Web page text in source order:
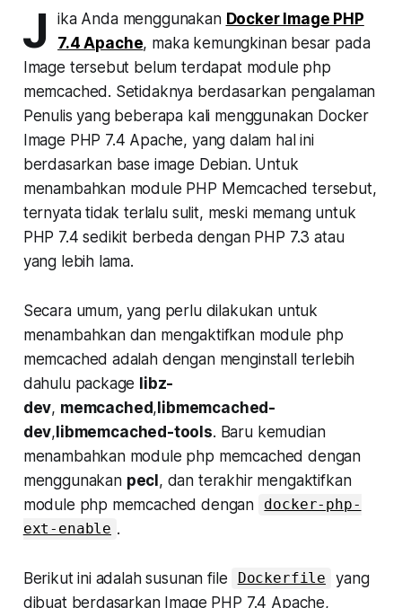
J ika Anda menggunakan Docker Image PHP
7.4 Apache, maka kemungkinan besar pada
Image tersebut belum terdapat module php
memcached. Setidaknya berdasarkan pengalaman
Penulis yang beberapa kali menggunakan Docker
Image PHP 7.4 Apache, yang dalam hal ini
berdasarkan base image Debian. Untuk
menambahkan module PHP Memcached tersebut,
ternyata tidak terlalu sulit, meski memang untuk
PHP 7.4 sedikit berbeda dengan PHP 7.3 atau
yang lebih lama.
Secara umum, yang perlu dilakukan untuk
menambahkan dan mengaktifkan module php
memcached adalah dengan menginstall terlebih
dahulu package libz-
dev, memcached,libmemcached-
dev,libmemcached-tools. Baru kemudian
menambahkan module php memcached dengan
menggunakan pecl, dan terakhir mengaktifkan
module php memcached dengan
docker-php-
ext-enable .
Berikut ini adalah susunan file Dockerfile
yang
dibuat berdasarkan Image PHP 7.4 Apache,